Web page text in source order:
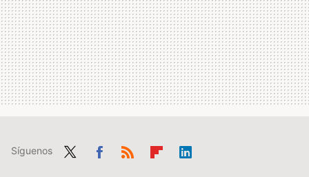
Síguenos